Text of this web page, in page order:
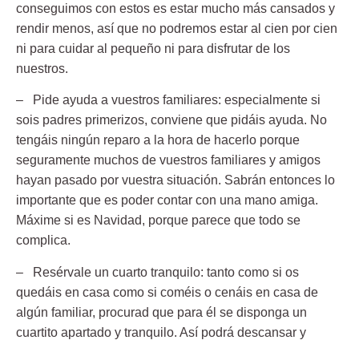
conseguimos con estos es estar mucho más cansados y
rendir menos, así que no podremos estar al cien por cien
ni para cuidar al pequeño ni para disfrutar de los
nuestros.
– Pide ayuda a vuestros familiares: especialmente si
sois padres primerizos, conviene que pidáis ayuda. No
tengáis ningún reparo a la hora de hacerlo porque
seguramente muchos de vuestros familiares y amigos
hayan pasado por vuestra situación. Sabrán entonces lo
importante que es poder contar con una mano amiga.
Máxime si es Navidad, porque parece que todo se
complica.
– Resérvale un cuarto tranquilo: tanto como si os
quedáis en casa como si coméis o cenáis en casa de
algún familiar, procurad que para él se disponga un
cuartito apartado y tranquilo. Así podrá descansar y